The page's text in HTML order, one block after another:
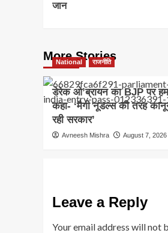
जान
More Stories
National राजनीति
डेरेक ओ’ब्रायन का BJP पर
कहा- ‘मैगी नूडल्स की तरह
रही सरकार’
Avneesh Mishra August 7, 2026
Leave a Reply
Your email address will not